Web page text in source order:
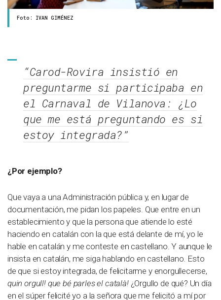
Foto: IVAN GIMÉNEZ
“Carod-Rovira insistió en
preguntarme si participaba en
el Carnaval de Vilanova: ¿Lo
que me está preguntando es si
estoy integrada?”
¿Por ejemplo?
Que vaya a una Administración pública y, en lugar de
documentación, me pidan los papeles. Que entre en un
establecimiento y que la persona que atiende lo esté
haciendo en catalán con la que está delante de mí, yo le
hable en catalán y me conteste en castellano. Y aunque le
insista en catalán, me siga hablando en castellano. Esto
de que si estoy integrada, de felicitarme y enorgullecerse,
quin orgull! que bé parles el català!¿Orgullo de qué? Un día
en el súper felicité yo a la señora que me felicitó a mí por